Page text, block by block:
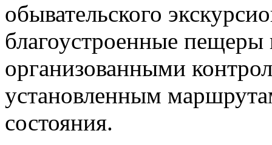
обывательского
благоустроенные
организованными
установленным
состояния.